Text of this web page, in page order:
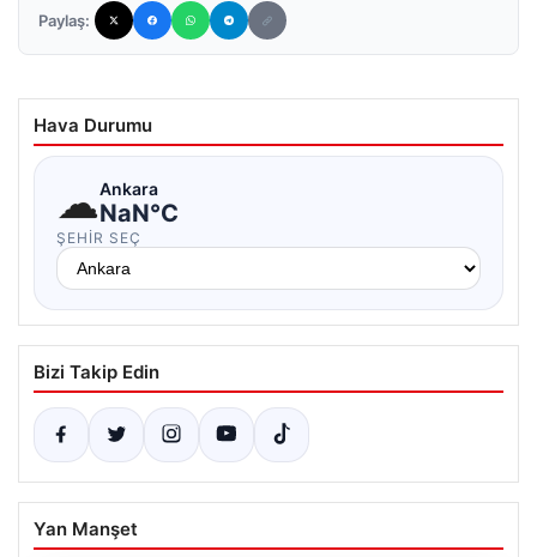
Paylaş:
Hava Durumu
☁Ankara
NaN°C
ŞEHIR SEÇ
Bizi Takip Edin
Yan Manşet